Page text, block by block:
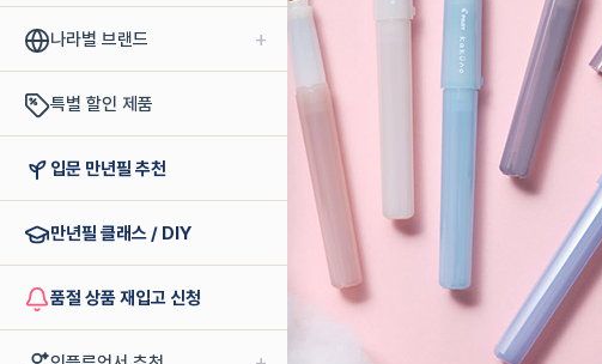
나라별 브랜드 +
특별 할인 제품
입문 만년필 추천
만년필 클래스 / DIY
품절 상품 재입고 신청